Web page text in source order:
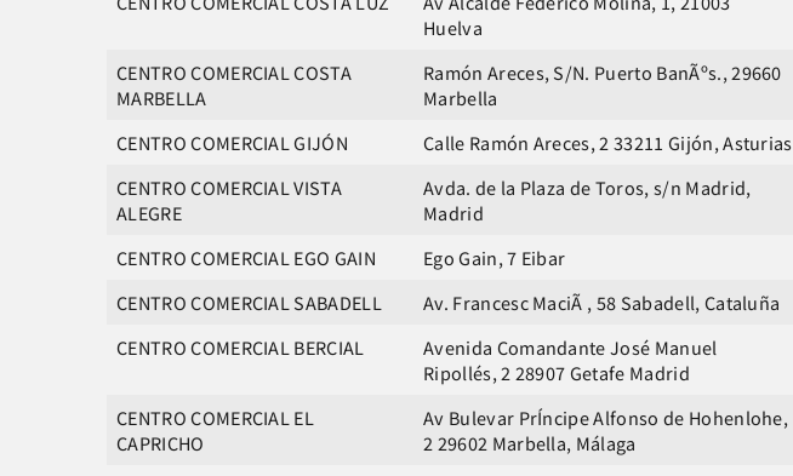
Huelva
CENTRO COMERCIAL COSTA
MARBELLA
Ramón Areces, S/N. Puerto BanÃºs., 29660
Marbella
CENTRO COMERCIAL GIJÓN Calle Ramón Areces, 2 33211 Gijón, Asturias
CENTRO COMERCIAL VISTA
ALEGRE
Avda. de la Plaza de Toros, s/n Madrid,
Madrid
CENTRO COMERCIAL EGO GAIN Ego Gain, 7 Eibar
CENTRO COMERCIAL SABADELL
Av. Francesc MaciÃ , 58 Sabadell, Cataluña
CENTRO COMERCIAL BERCIAL
Avenida Comandante José Manuel
Ripollés, 2 28907 Getafe Madrid
CENTRO COMERCIAL EL
CAPRICHO
Av Bulevar PrÍncipe Alfonso de Hohenlohe,
2 29602 Marbella, Málaga